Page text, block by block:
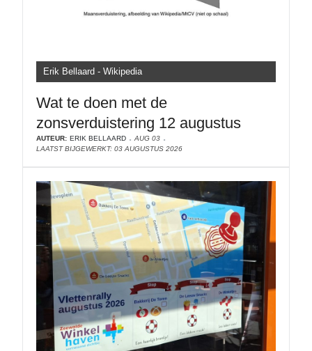
Erik Bellaard - Wikipedia
Wat te doen met de
zonsverduistering 12 augustus
AUTEUR: ERIK BELLAARD
AUG 03
LAATST BIJGEWERKT: 03 AUGUSTUS 2026